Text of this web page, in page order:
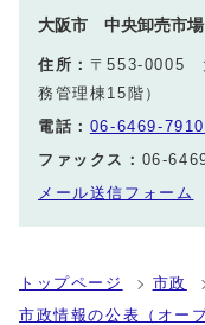
大阪市 中央卸売市
住所： 〒553-0005
務管理棟15階）
電話： 06-6469-7910
ファックス： 06-
メール送信フォーム
トップページ
市政
市政情報の公表（オー